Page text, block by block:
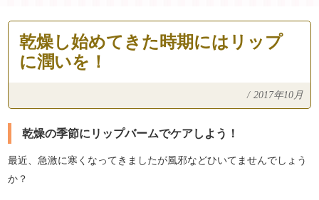
乾燥し始めてきた時期にはリップ
に潤いを！
/ 2017年10月
乾燥の季節にリップバームでケアしよう！
最近、急激に寒くなってきましたが風邪などひいてませんでしょう
か？